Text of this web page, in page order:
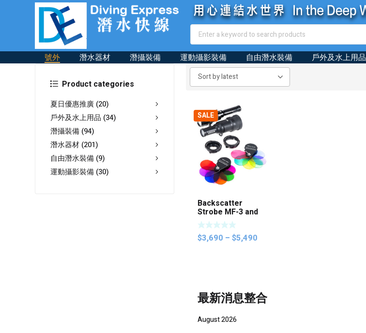
號外 潛水器材 潛攝裝備 運動攝影裝備 自由潛水裝備 戶外及水上用品
Product categories
夏日優惠推廣 (20)
戶外及水上用品 (34)
潛攝裝備 (94)
潛水器材 (201)
自由潛水裝備 (9)
運動攝影裝備 (30)
SALE
Backscatter
Strobe MF-3 and
Combo Package
$3,690 – $5,490
最新消息整合
August 2026